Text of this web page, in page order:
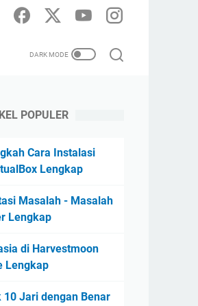
POPULER
Cara Instalasi
Lengkap
Masalah - Masalah
Lengkap
di Harvestmoon
Lengkap
10 Jari dengan Benar